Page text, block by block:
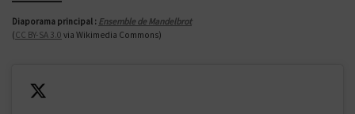
Diaporama principal : Ensemble de Mandelbrot
(CC BY-SA 3.0 via Wikimedia Commons)